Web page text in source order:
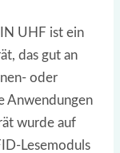
UHF ist ein
das gut an
oder
Anwendungen
wurde auf
Lesemoduls